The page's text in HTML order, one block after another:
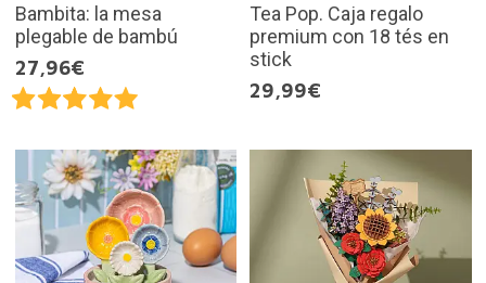
Bambita: la mesa
plegable de bambú
27,96€
Tea Pop. Caja regalo
premium con 18 tés en
stick
29,99€